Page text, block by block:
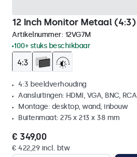
12 Inch Monitor Metaal (4:3)
Artikelnummer: 12VG7M
100+ stuks beschikbaar
4:3 beeldverhouding
Aansluitingen: HDMI, VGA, BNC, RCA
Montage: desktop, wand, inbouw
Buitenmaat: 275 x 213 x 38 mm
€ 349,00
€ 422,29 incl. btw